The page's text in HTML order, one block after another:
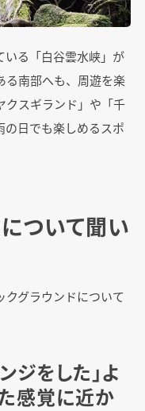
いる「白谷雲水峡」が
る南部へも、周遊を楽
クスギランド」や「千
日でも楽しめるスポ
ついて聞い
グラウンドについて
ジをした」よ
感覚に近か